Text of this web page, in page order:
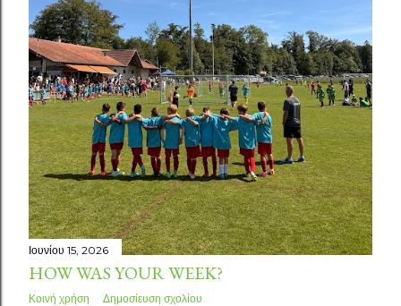
Ιουνίου 15, 2026
HOW WAS YOUR WEEK?
Κοινή χρήση Δημοσίευση σχολίου